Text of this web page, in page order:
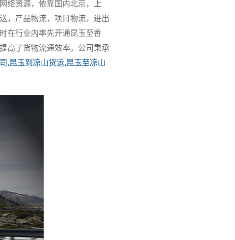
络资源，依靠国内北京，上
，产品物流，项目物流，进出
在行业内率先开通昆玉至香
高了货物流通效率。公司秉承
,昆玉到凉山货运,昆玉至凉山